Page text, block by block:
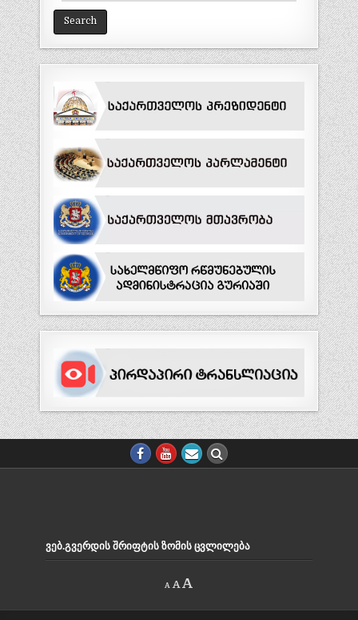
ᲕᲔᲑ.ᲒᲕᲔᲠᲓᲘᲡ ᲨᲠᲘᲤᲢᲘᲡ ᲖᲝᲛᲘᲡ ᲪᲕᲚᲘᲚᲔᲑᲐ
A
Decrease
font
A Reset
size.
A